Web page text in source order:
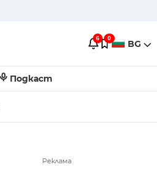
6 0 BG
Подкаст
Реклама